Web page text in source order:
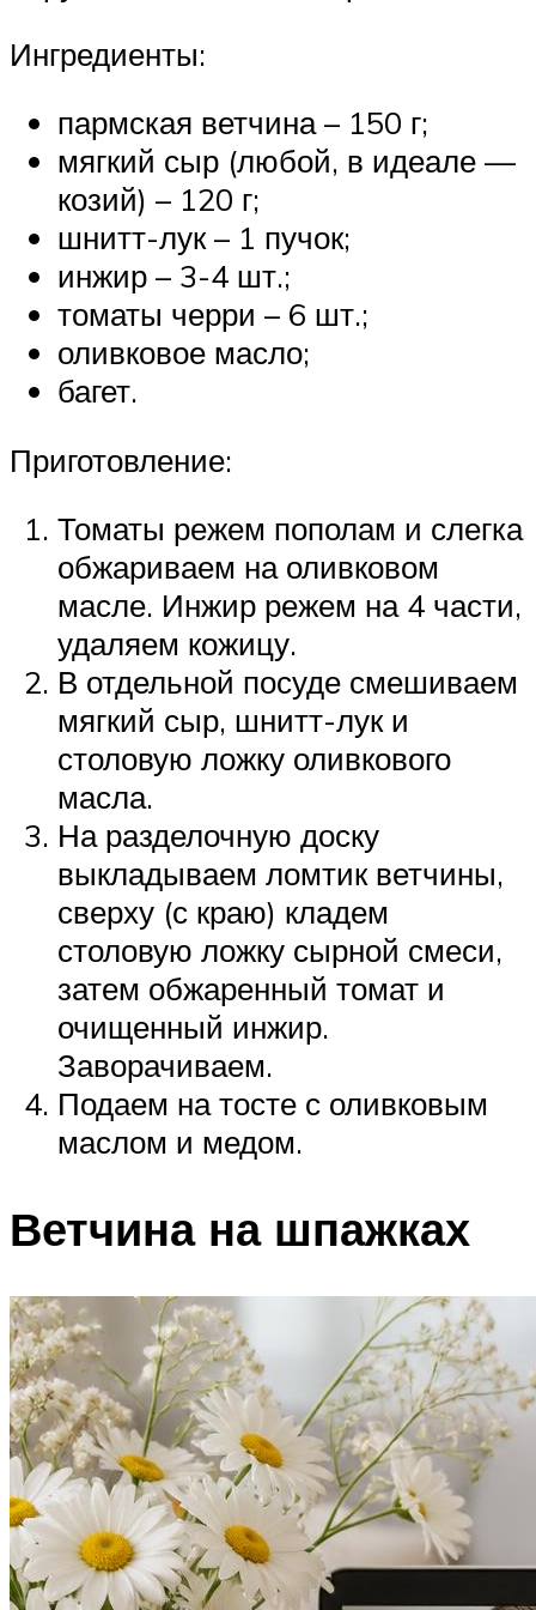
Ингредиенты:
пармская ветчина – 150 г;
мягкий сыр (любой, в идеале —
козий) – 120 г;
шнитт-лук – 1 пучок;
инжир – 3-4 шт.;
томаты черри – 6 шт.;
оливковое масло;
багет.
Приготовление:
Томаты режем пополам и слегка
обжариваем на оливковом
масле. Инжир режем на 4 части,
удаляем кожицу.
В отдельной посуде смешиваем
мягкий сыр, шнитт-лук и
столовую ложку оливкового
масла.
На разделочную доску
выкладываем ломтик ветчины,
сверху (с краю) кладем
столовую ложку сырной смеси,
затем обжаренный томат и
очищенный инжир.
Заворачиваем.
Подаем на тосте с оливковым
маслом и медом.
Ветчина на шпажках